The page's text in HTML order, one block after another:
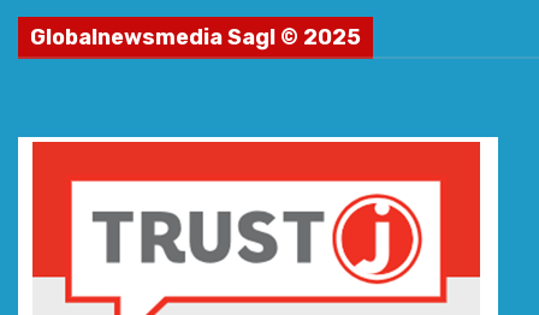
Globalnewsmedia Sagl © 2025